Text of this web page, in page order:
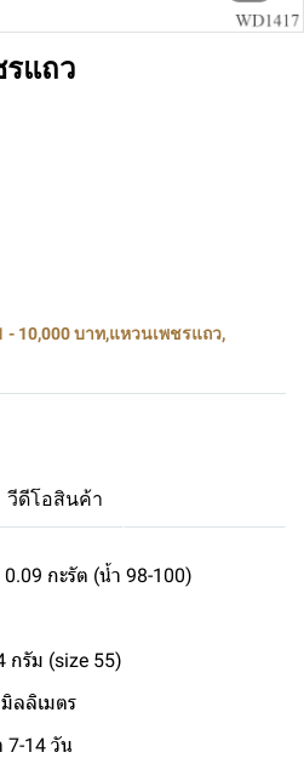
รแถว
- 10,000 บาท,แหวนเพชรแถว,
วีดีโอสินค้า
0.09 กะรัต (น้ำ 98-100)
กรัม (size 55)
ลลิเมตร
7-14 วัน